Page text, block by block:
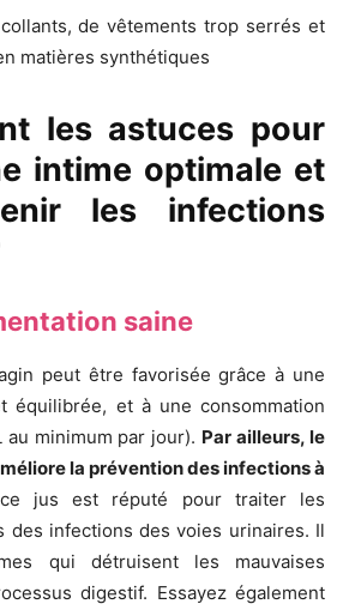
de vêtements trop serrés et
matières synthétiques
les astuces pour
intime optimale et
les infections
saine
peut être favorisée grâce à une
équilibrée, et à une consommation
au minimum par jour). Par ailleurs, le
la prévention des infections à
jus est réputé pour traiter les
des infections des voies urinaires. Il
qui détruisent les mauvaises
digestif. Essayez également